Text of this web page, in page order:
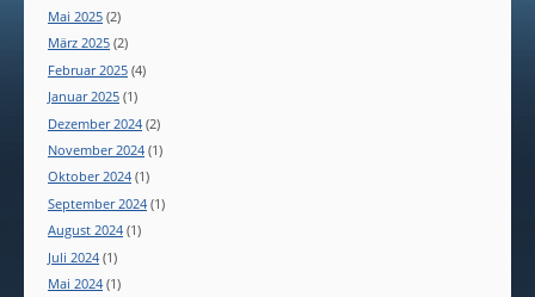
Mai 2025 (2)
März 2025 (2)
Februar 2025 (4)
Januar 2025 (1)
Dezember 2024 (2)
November 2024 (1)
Oktober 2024 (1)
September 2024 (1)
August 2024 (1)
Juli 2024 (1)
Mai 2024 (1)